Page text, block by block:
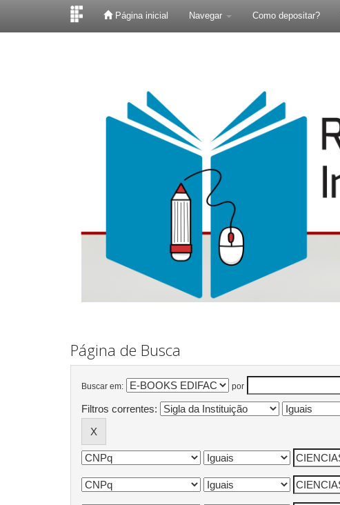
Página inicial Navegar Como depositar?
Página de Busca
Buscar em: por
Filtros correntes: